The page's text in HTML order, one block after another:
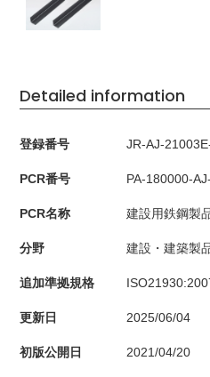
Detailed information
登録番号 JR-AJ-
PCR番号 PA-180000-
PCR名称 建設用鉄鋼製
分野 建設・建築製
追加準拠規格
更新日 2025/06/04
初版公開日 2021/04/20